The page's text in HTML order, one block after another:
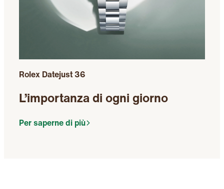
Rolex Datejust 36
L’importanza di ogni giorno
Per saperne di più